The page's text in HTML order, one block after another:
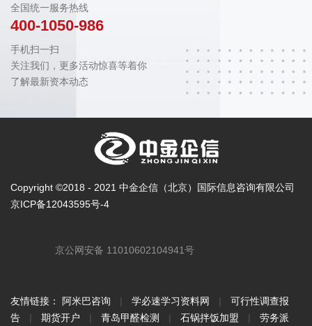
全国统一服务热线
400-1050-986
手机扫一扫
关注我们，更多活动惊喜等着你
了解最新资本动态
Copyright ©2018 - 2021 中金企信（北京）国际信息咨询有限公司
京ICP备12043595号-4
京公网安备 11010602104941号
友情链接： 阿米巴咨询 | 学必速学习资料网 |
可行性调查报
告
| 期货开户 | 青岛甲醛检测 | 石锅拌饭加盟 | 劳务派